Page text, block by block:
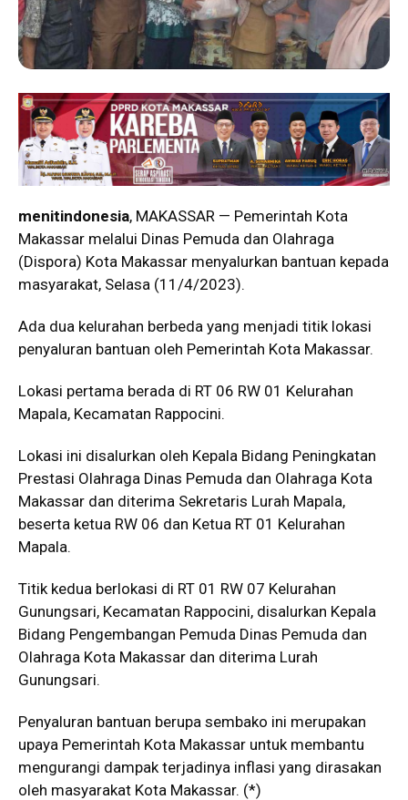
menitindonesia, MAKASSAR — Pemerintah Kota
Makassar melalui Dinas Pemuda dan Olahraga
(Dispora) Kota Makassar menyalurkan bantuan kepada
masyarakat, Selasa (11/4/2023).
Ada dua kelurahan berbeda yang menjadi titik lokasi
penyaluran bantuan oleh Pemerintah Kota Makassar.
Lokasi pertama berada di RT 06 RW 01 Kelurahan
Mapala, Kecamatan Rappocini.
Lokasi ini disalurkan oleh Kepala Bidang Peningkatan
Prestasi Olahraga Dinas Pemuda dan Olahraga Kota
Makassar dan diterima Sekretaris Lurah Mapala,
beserta ketua RW 06 dan Ketua RT 01 Kelurahan
Mapala.
Titik kedua berlokasi di RT 01 RW 07 Kelurahan
Gunungsari, Kecamatan Rappocini, disalurkan Kepala
Bidang Pengembangan Pemuda Dinas Pemuda dan
Olahraga Kota Makassar dan diterima Lurah
Gunungsari.
Penyaluran bantuan berupa sembako ini merupakan
upaya Pemerintah Kota Makassar untuk membantu
mengurangi dampak terjadinya inflasi yang dirasakan
oleh masyarakat Kota Makassar. (*)